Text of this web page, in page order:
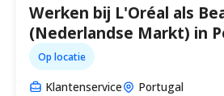
Werken bij L'Oréal als
(Nederlandse Markt) in
Op locatie
Klantenservice Portugal